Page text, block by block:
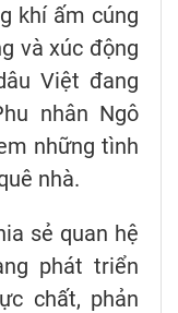
khí ấm cúng
và xúc động
Việt đang
nhân Ngô
những tình
nhà.
sẻ quan hệ
phát triển
chất, phản